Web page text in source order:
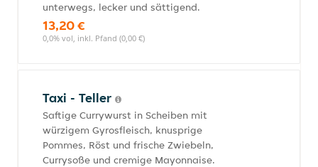
unterwegs, lecker und sättigend.
13,20 €
0,0% vol, inkl. Pfand (0,00 €)
Taxi - Teller
Saftige Currywurst in Scheiben mit
würzigem Gyrosfleisch, knusprige
Pommes, Röst und frische Zwiebeln,
Currysoße und cremige Mayonnaise.